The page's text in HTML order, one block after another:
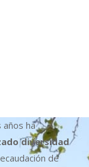
ha
diversidad
de